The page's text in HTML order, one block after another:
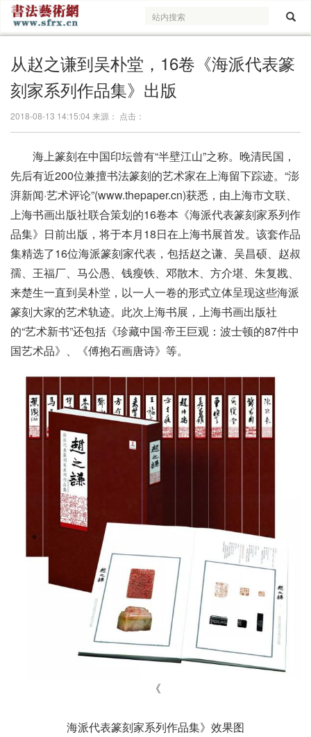
从赵之谦到吴朴堂，16卷《海派代表篆
刻家系列作品集》出版
2018-08-13 14:15:04 来源： 点击：
海上篆刻在中国印坛曾有“半壁江山”之称。晚清民国，
先后有近200位兼擅书法篆刻的艺术家在上海留下踪迹。“澎
湃新闻·艺术评论”(www.thepaper.cn)获悉，由上海市文联、
上海书画出版社联合策划的16卷本《海派代表篆刻家系列作
品集》日前出版，将于本月18日在上海书展首发。该套作品
集精选了16位海派篆刻家代表，包括赵之谦、吴昌硕、赵叔
孺、王福厂、马公愚、钱瘦铁、邓散木、方介堪、朱复戡、
来楚生一直到吴朴堂，以一人一卷的形式立体呈现这些海派
篆刻大家的艺术轨迹。此次上海书展，上海书画出版社
的“艺术新书”还包括《珍藏中国·帝王巨观：波士顿的87件中
国艺术品》、《傅抱石画唐诗》等。
《
海派代表篆刻家系列作品集》效果图